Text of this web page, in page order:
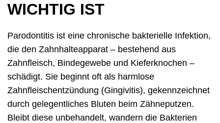
WICHTIG IST
Parodontitis ist eine chronische bakterielle Infektion,
die den Zahnhalteapparat – bestehend aus
Zahnfleisch, Bindegewebe und Kieferknochen –
schädigt. Sie beginnt oft als harmlose
Zahnfleischentzündung (Gingivitis), gekennzeichnet
durch gelegentliches Bluten beim Zähneputzen.
Bleibt diese unbehandelt, wandern die Bakterien